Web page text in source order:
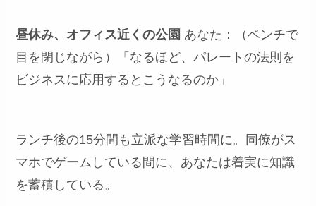
昼休み、オフィス近くの公園 あなた：（ベンチで
目を閉じながら）「なるほど、パレートの法則を
ビジネスに応用するとこうなるのか」
ランチ後の15分間も立派な学習時間に。同僚がス
マホでゲームしている間に、あなたは着実に知識
を蓄積している。